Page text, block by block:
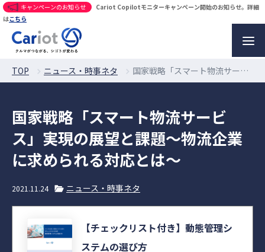
キャンペーンのお知らせ
Cariot Copilotモニターキャンペーン開始のお知らせ。詳細
はこちら
TOP ニュース・時事ネタ 国家戦略「スマート物流サービス」実現の展望と課題〜物流企業に求められる対応とは〜
国家戦略「スマート物流サービ
ス」実現の展望と課題〜物流企業
に求められる対応とは〜
2021.11.24 ニュース・時事ネタ
【チェックリスト付き】動態管理シ
ステムの選び方